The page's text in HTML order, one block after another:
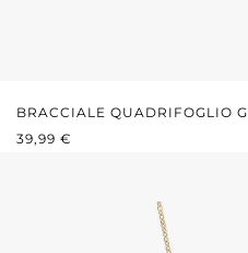
BRACCIALE QUADRIFOGLIO G
PREZZO NORMALE:
39,99 €